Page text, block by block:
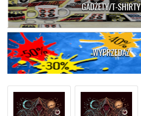
GADŻETY/T-SHIRTY
WYPRZEDAŻ